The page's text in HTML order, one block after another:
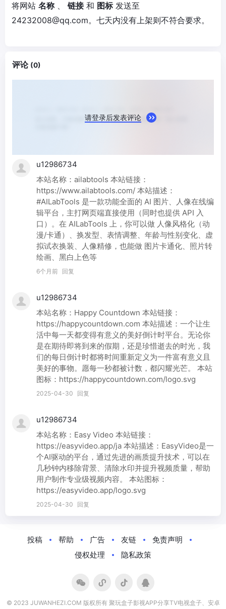
将网站 名称、 链接和 图标发送至
24232008@qq.com。七天内没有上架则不符合要求。
评论 (0)
请登录后发表评论
u12986734
本站名称：ailabtools 本站链接：
https://www.ailabtools.com/ 本站描述：
#AILabTools 是一款功能全面的 AI 图片、人像在线编
辑平台，主打网页端直接使用（同时也提供 API 入
口）。在 AILabTools 上，你可以做 人像风格化（动
漫/卡通）、换发型、表情调整、年龄与性别变化、虚
拟试衣换装、人像精修，也能做 图片卡通化、照片转
绘画、黑白上色等
6个月前 回复
u12986734
本站名称：Happy Countdown 本站链接：
https://happycountdown.com 本站描述：一个让生
活中每一天都变得有意义的美好倒计时平台。无论你
是在期待即将到来的假期，还是珍惜逝去的时光，我
们的每日倒计时都将时间重新定义为一件富有意义且
美好的事物。愿每一秒都被计数，都闪耀光芒。 本站
图标：https://happycountdown.com/logo.svg
2025-04-30 回复
u12986734
本站名称：Easy Video 本站链接：
https://easyvideo.app/ja 本站描述：EasyVideo是一
个AI驱动的平台，通过先进的画质提升技术，可以在
几秒钟内移除背景、清除水印并提升视频质量，帮助
用户制作专业级视频内容。 本站图标：
https://easyvideo.app/logo.svg
2025-04-30 回复
投稿 帮助 广告 友链
免责声明
侵权处理
隐私政策
© 2023 JUWANHEZI.COM 版权所有 聚玩盒子影视APP分享TV电视盒子、安卓